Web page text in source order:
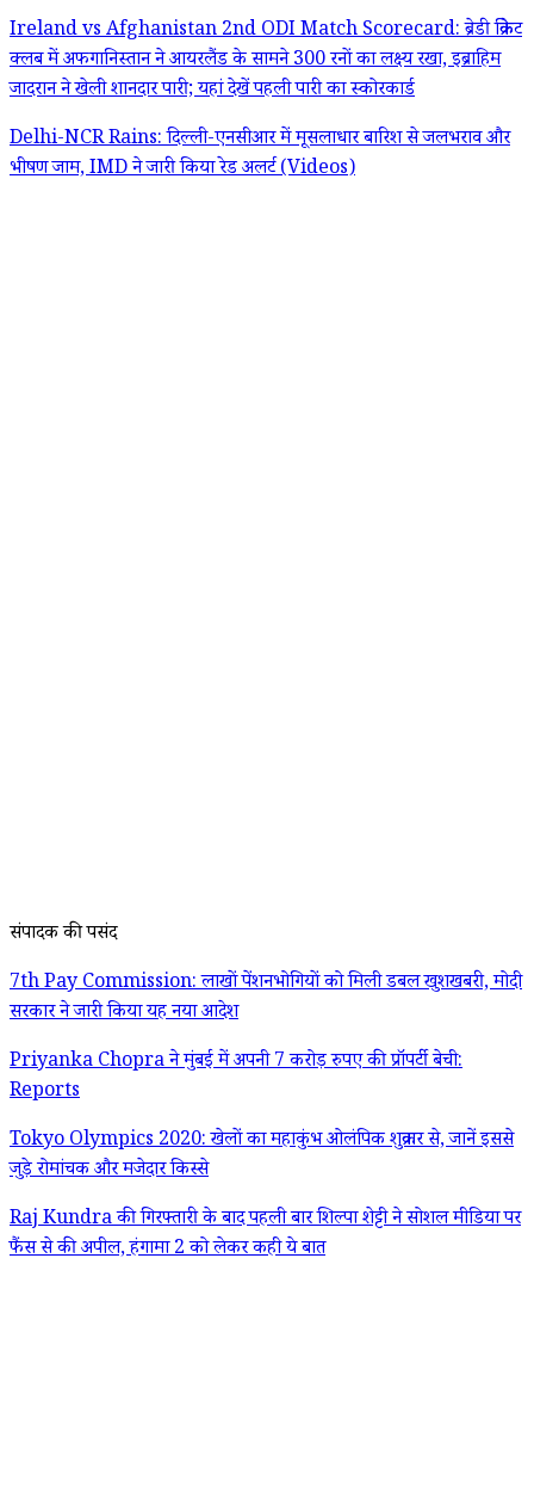
Ireland vs Afghanistan 2nd ODI Match Scorecard: ब्रेडी क्रिकेट
क्लब में अफगानिस्तान ने आयरलैंड के सामने 300 रनों का लक्ष्य रखा, इब्राहिम
जादरान ने खेली शानदार पारी; यहां देखें पहली पारी का स्कोरकार्ड
Delhi-NCR Rains: दिल्ली-एनसीआर में मूसलाधार बारिश से जलभराव और
भीषण जाम, IMD ने जारी किया रेड अलर्ट (Videos)
संपादक की पसंद
7th Pay Commission: लाखों पेंशनभोगियों को मिली डबल खुशखबरी, मोदी
सरकार ने जारी किया यह नया आदेश
Priyanka Chopra ने मुंबई में अपनी 7 करोड़ रुपए की प्रॉपर्टी बेची:
Reports
Tokyo Olympics 2020: खेलों का महाकुंभ ओलंपिक शुक्रवार से, जानें इससे
जुड़े रोमांचक और मजेदार किस्से
Raj Kundra की गिरफ्तारी के बाद पहली बार शिल्पा शेट्टी ने सोशल मीडिया पर
फैंस से की अपील, हंगामा 2 को लेकर कही ये बात